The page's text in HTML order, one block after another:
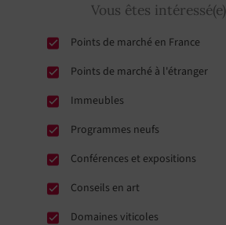
Vous êtes
Points de marché en France
Points de marché à l'étranger
Immeubles
Programmes neufs
Conférences et expositions
Conseils en art
Domaines viticoles